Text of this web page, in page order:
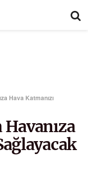
Hava Katmanızı